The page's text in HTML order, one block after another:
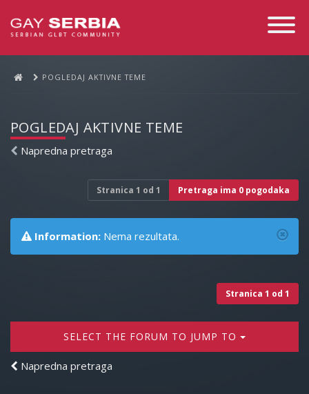
Toggle
POGLEDAJ AKTIVNE TEME
POGLEDAJ AKTIVNE TEME
Napredna pretraga
Stranica 1 od 1 Pretraga ima 0 pogodaka
Information: Nema rezultata.
Stranica 1 od 1
SELECT THE FORUM TO JUMP TO
Napredna pretraga